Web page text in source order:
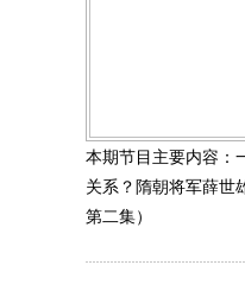
本期节目主要内容：
关系？隋朝将军薛世
第二集）